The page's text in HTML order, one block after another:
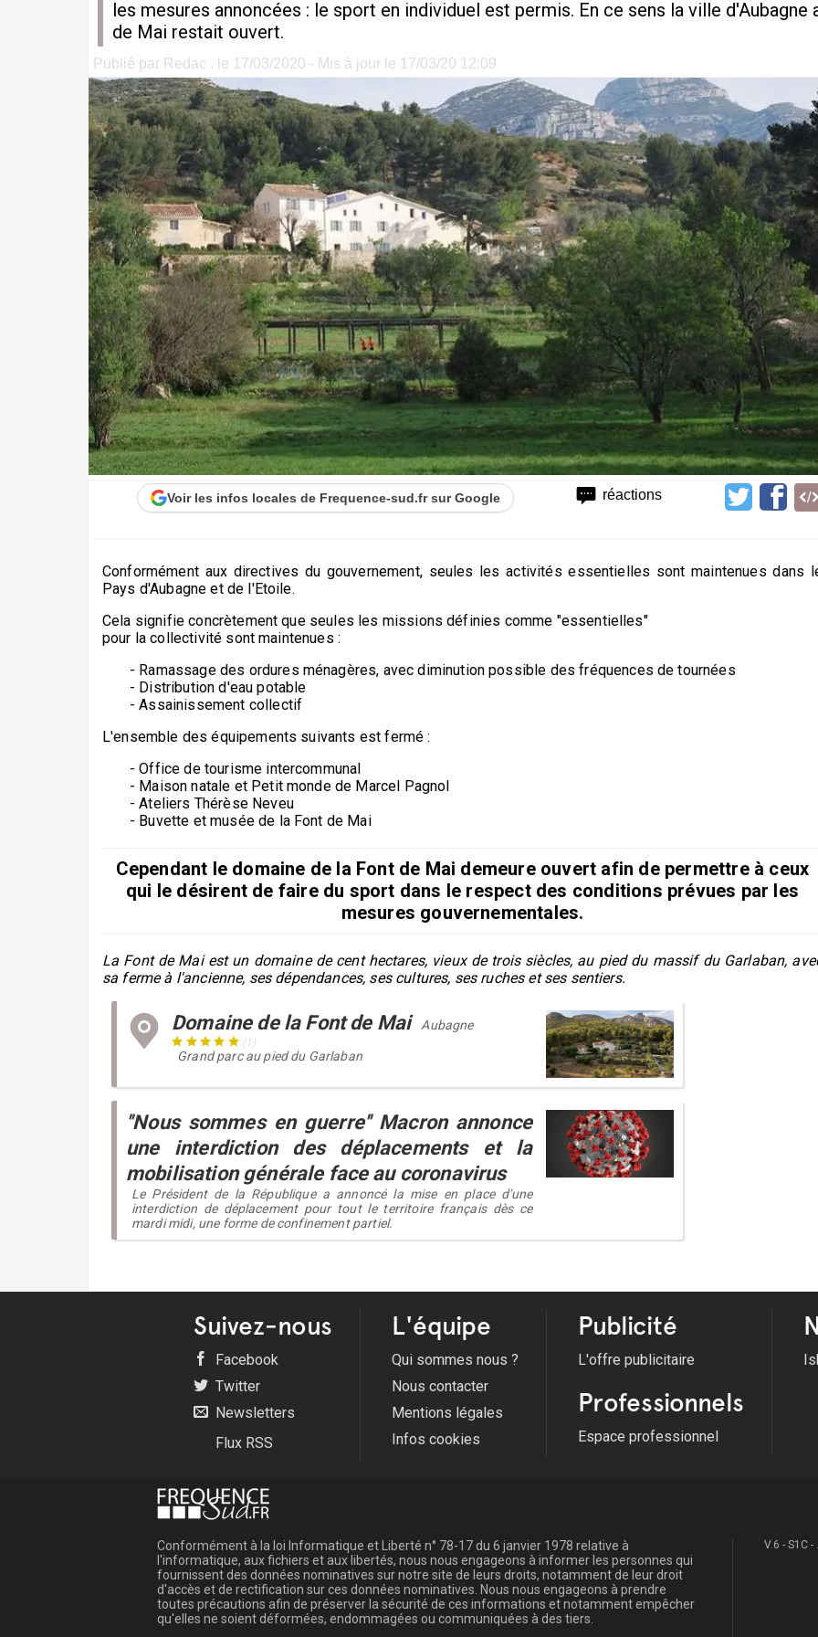
les mesures annoncées : le sport en individuel est permis. En ce sens la ville
de Mai restait ouvert.
Publié par Redac . le 17/03/2020 - Mis à jour le 17/03/20 12:09
réactions
Voir les infos locales de Frequence-sud.fr sur Google
Conformément aux directives du gouvernement, seules les activités essentielles sont maintenues dans
Pays d'Aubagne et de l'Etoile.
Cela signifie concrètement que seules les missions définies comme "essentielles"
pour la collectivité sont maintenues :
- Ramassage des ordures ménagères, avec diminution possible des fréquences de tournées
- Distribution d'eau potable
- Assainissement collectif
L'ensemble des équipements suivants est fermé :
- Office de tourisme intercommunal
- Maison natale et Petit monde de Marcel Pagnol
- Ateliers Thérèse Neveu
- Buvette et musée de la Font de Mai
Cependant le domaine de la Font de Mai demeure ouvert afin de permettre à ceux
qui le désirent de faire du sport dans le respect des conditions prévues par les
mesures gouvernementales.
La Font de Mai est un domaine de cent hectares, vieux de trois siècles, au pied du massif du Garlaban,
sa ferme à l'ancienne, ses dépendances, ses cultures, ses ruches et ses sentiers.
Domaine de la Font de Mai Aubagne
(1)
Grand parc au pied du Garlaban
''Nous sommes en guerre'' Macron annonce
une interdiction des déplacements et la
mobilisation générale face au coronavirus
Le Président de la République a annoncé la mise en place d'une
interdiction de déplacement pour tout le territoire français dès ce
mardi midi, une forme de confinement partiel.
Suivez-nous
Facebook
Twitter
Newsletters
Flux RSS
L'équipe
Qui sommes nous ?
Nous contacter
Mentions légales
Infos cookies
Publicité
L'offre publicitaire
Professionnels
Espace professionnel
Conformément à la loi Informatique et Liberté n° 78-17 du 6 janvier 1978 relative à
l'informatique, aux fichiers et aux libertés, nous nous engageons à informer les personnes qui
fournissent des données nominatives sur notre site de leurs droits, notamment de leur droit
d'accès et de rectification sur ces données nominatives. Nous nous engageons à prendre
toutes précautions afin de préserver la sécurité de ces informations et notamment empêcher
qu'elles ne soient déformées, endommagées ou communiquées à des tiers.
V.6 - S1C